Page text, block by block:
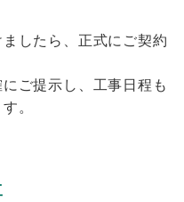
したら、正式にご契約
ご提示し、工事日程も
。